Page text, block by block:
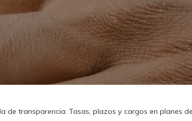
de transparencia: Tasas, plazos y cargos en planes